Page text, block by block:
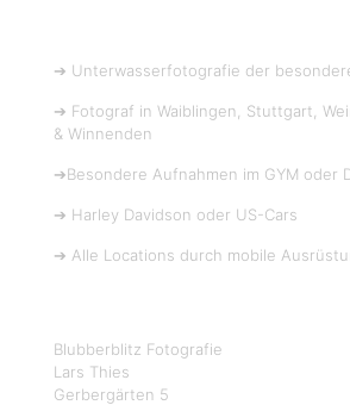
➔ Unterwasserfotografie der
➔ Fotograf in Waiblingen, Stuttgart,
& Winnenden
➔Besondere Aufnahmen im GYM oder
➔ Harley Davidson oder US-Cars
➔ Alle Locations durch mobile
Blubberblitz Fotografie
Lars Thies
Gerbergärten 5